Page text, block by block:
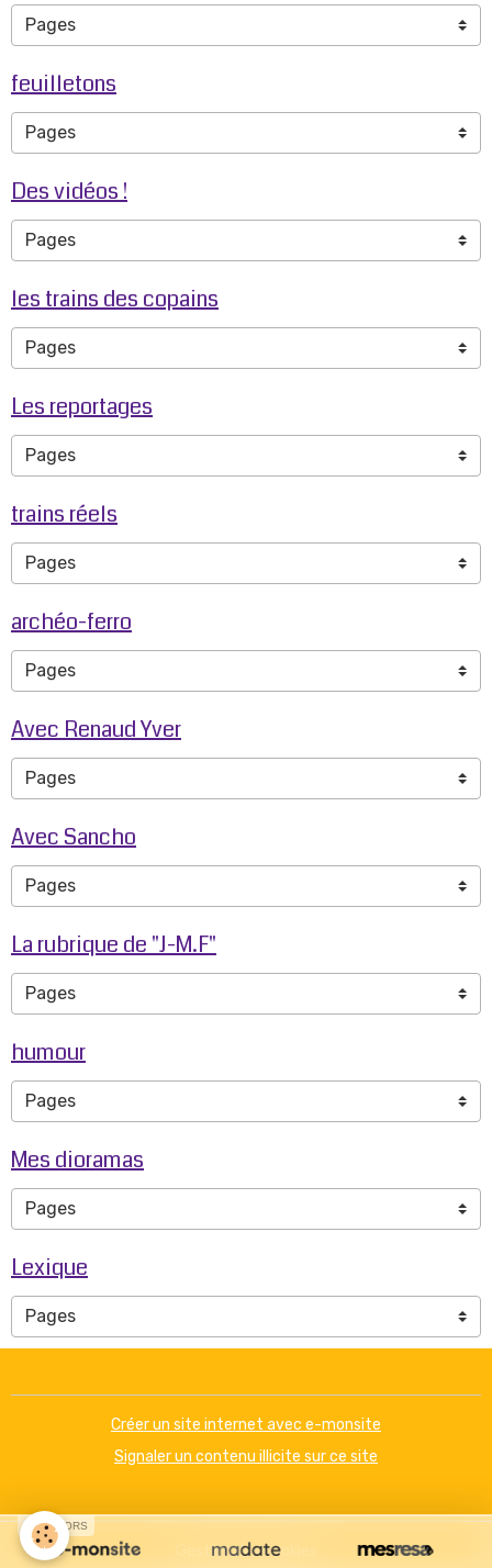
feuilletons
Des vidéos !
les trains des copains
Les reportages
trains réels
archéo-ferro
Avec Renaud Yver
Avec Sancho
La rubrique de "J-M.F"
humour
Mes dioramas
Lexique
Créer un site internet avec e-monsite
Signaler un contenu illicite sur ce site
Gestion des cookies
SPONSORS